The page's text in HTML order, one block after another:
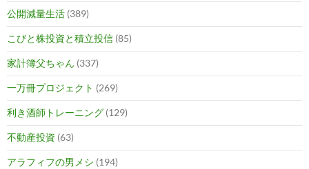
公開減量生活 (389)
こびと株投資と積立投信 (85)
家計簿父ちゃん (337)
一万冊プロジェクト (269)
利き酒師トレーニング (129)
不動産投資 (63)
アラフィフの男メシ (194)